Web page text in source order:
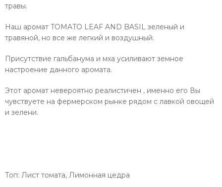
травы.
Наш аромат TOMATO LEAF AND BASIL зеленый и
травяной, но все же легкий и воздушный.
Присутствие гальбанума и мха усиливают земное
настроение данного аромата.
Этот аромат невероятно реалистичен , именно его Вы
чувствуете на фермерском рынке рядом с лавкой овощей
и зелени.
Топ: Лист томата, Лимонная цедра